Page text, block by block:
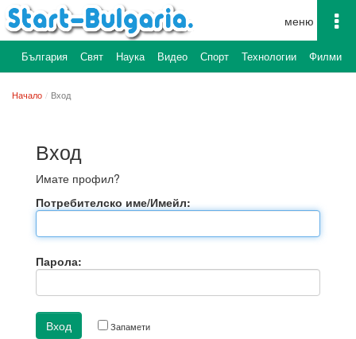
България Свят Наука Видео Спорт Технологии Филми
Начало Вход
Вход
Имате профил?
Потребителско име/Имейл:
Парола:
Запамети